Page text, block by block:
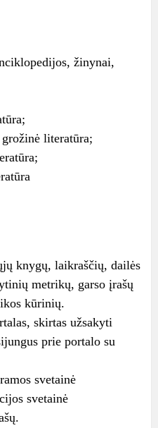
žinynai,
literatūra;
knygų, laikraščių, dailės
metrikų, garso įrašų
kūrinių.
skirtas užsakyti
prie portalo su
svetainė
svetainė
.